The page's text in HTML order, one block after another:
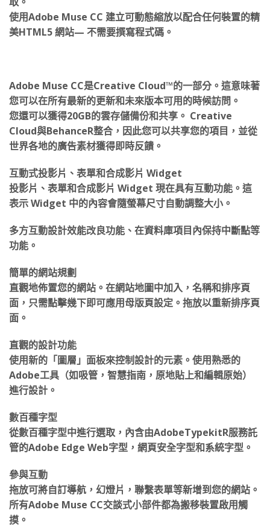
使用Adobe Muse CC 建立可動態縮放以配合任何裝置的精
美HTML5 網站— 不需要撰寫程式碼。
您可以在所有最新的更新和未來版本可用的時候訪問。
您還可以獲得20GB的雲存儲備份和共享。 Creative
Cloud與BehanceR整合，因此您可以共享您的項目，並從
世界各地的廣告素材獲得即時反饋。
投影片、表單和合成影片 Widget 現在具有互動功能。這
表示 Widget 中的內容會隨螢幕尺寸自動調整大小。
功能。
直觀地佈置您的網站。在網站地圖中加入，名稱和排序頁
面，只需點擊幾下即可應用母版頁設定。拖放以重新排序頁
面。
使用新的「圖層」面板來控制設計的元素。使用熟悉的
Adobe工具（如吸管，智慧指南，原地貼上和編輯原始）
進行設計。
從數百種字型中進行選取，內含由AdobeTypekitR服務託
管的Adobe Edge Web字型，網頁安全字型和系統字型。
拖放可將自訂導航，幻燈片，聯繫表單等新增到您的網站。
所有Adobe Muse CC交談式小部件都為搬移裝置啟用觸
摸。